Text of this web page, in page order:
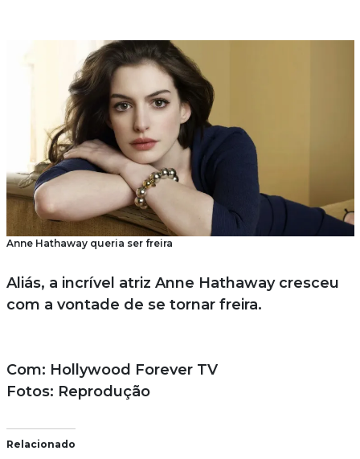
Anne Hathaway queria ser freira
Aliás, a incrível atriz Anne Hathaway cresceu
com a vontade de se tornar freira.
Com: Hollywood Forever TV
Fotos: Reprodução
Relacionado